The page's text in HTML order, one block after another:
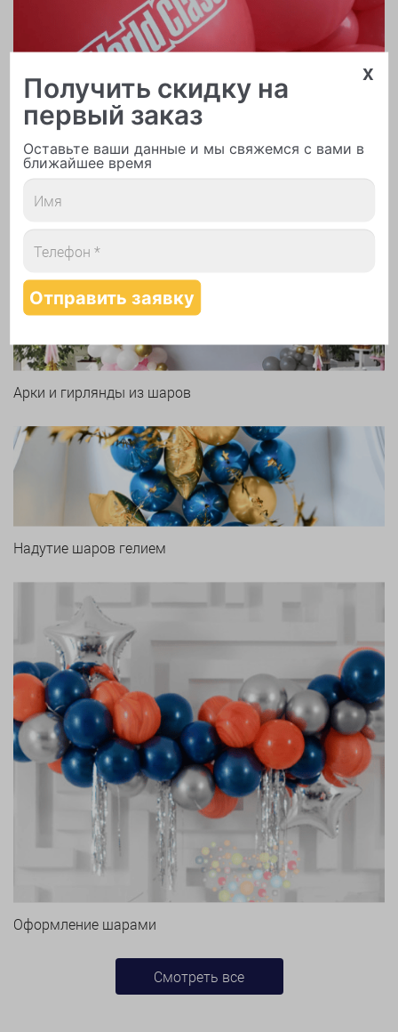
Печать логотипа
Арки и гирлянды из шаров
Надутие шаров гелием
Оформление шарами
Смотреть все
x
Получить скидку на
первый заказ
Оставьте ваши данные и мы свяжемся с вами в
ближайшее время